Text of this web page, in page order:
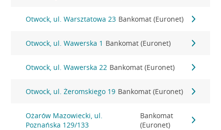
Otwock, ul. Warsztatowa 23 Bankomat (Euronet)
Otwock, ul. Wawerska 1 Bankomat (Euronet)
Otwock, ul. Wawerska 22 Bankomat (Euronet)
Otwock, ul. Żeromskiego 19 Bankomat (Euronet)
Ożarów Mazowiecki, ul.
Poznańska 129/133
Bankomat
(Euronet)